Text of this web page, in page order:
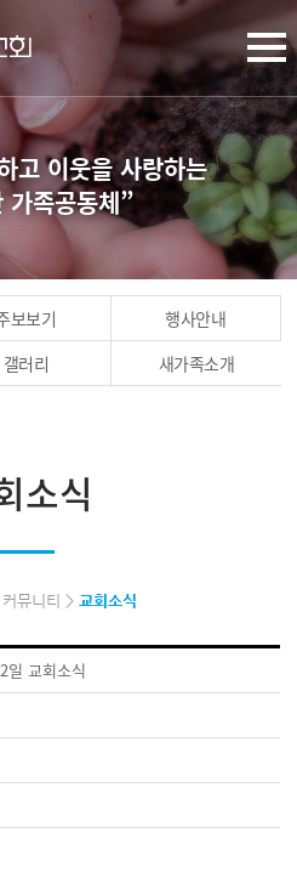
고 이웃을 사랑하는
가족공동체”
보보기
행사안내
갤러리
새가족소개
소식
뮤니티 > 교회소식
일 교회소식